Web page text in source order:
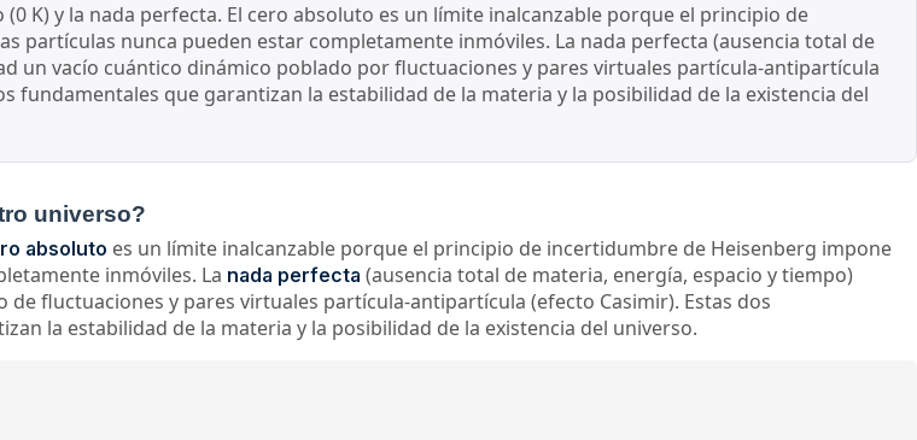
K) y la nada perfecta. El cero absoluto es un límite inalcanzable porque el principio de
partículas nunca pueden estar completamente inmóviles. La nada perfecta (ausencia total de
un vacío cuántico dinámico poblado por fluctuaciones y pares virtuales partícula-antipartícula
fundamentales que garantizan la estabilidad de la materia y la posibilidad de la existencia del
universo?
absoluto es un límite inalcanzable porque el principio de incertidumbre de Heisenberg impone
inmóviles. La nada perfecta (ausencia total de materia, energía, espacio y tiempo)
de fluctuaciones y pares virtuales partícula-antipartícula (efecto Casimir). Estas dos
la estabilidad de la materia y la posibilidad de la existencia del universo.